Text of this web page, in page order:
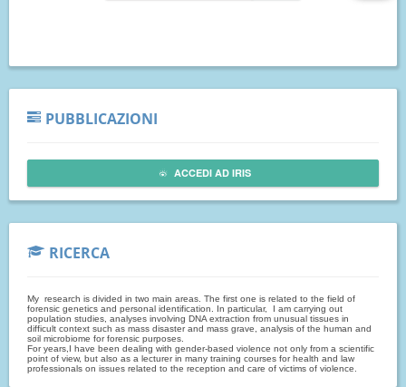
PUBBLICAZIONI
ACCEDI AD IRIS
RICERCA
My research is divided in two main areas. The first one is related to the field of
forensic genetics and personal identification. In particular, I am carrying out
population studies, analyses involving DNA extraction from unusual tissues in
difficult context such as mass disaster and mass grave, analysis of the human and
soil microbiome for forensic purposes.
For years,I have been dealing with gender-based violence not only from a scientific
point of view, but also as a lecturer in many training courses for health and law
professionals on issues related to the reception and care of victims of violence.